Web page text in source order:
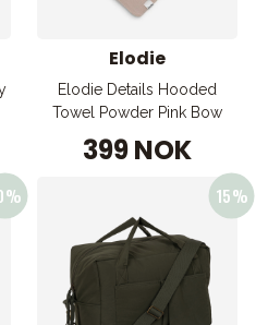
Elodie
Elodie Details Hooded
Towel Powder Pink Bow
399 NOK